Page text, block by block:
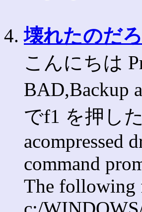
4.壊れたのだ
こんにちは
BAD,Backup
でf1 を押し
acompressed
command
The following